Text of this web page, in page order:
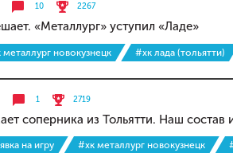
10 2267
«Металлург» уступил «Ладе»
металлург новокузнецк #хк лада (тольятти)
1 2719
соперника из Тольятти. Наш состав
на игру #хк металлург новокузнецк